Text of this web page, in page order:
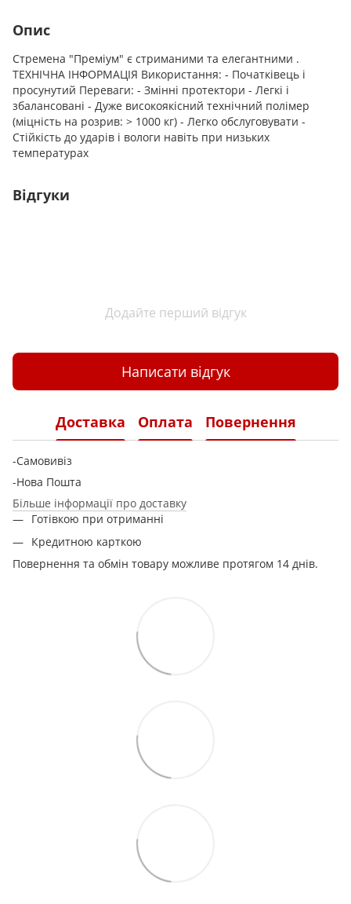
Опис
Стремена "Преміум" є стриманими та елегантними .
ТЕХНІЧНА ІНФОРМАЦІЯ Використання: - Початківець і
просунутий Переваги: - Змінні протектори - Легкі і
збалансовані - Дуже високоякісний технічний полімер
(міцність на розрив: > 1000 кг) - Легко обслуговувати -
Стійкість до ударів і вологи навіть при низьких
температурах
Відгуки
Додайте перший відгук
Написати відгук
Доставка Оплата Повернення
-Самовивіз
-Нова Пошта
Більше інформації про доставку
Готівкою при отриманні
Кредитною карткою
Повернення та обмін товару можливе протягом 14 днів.